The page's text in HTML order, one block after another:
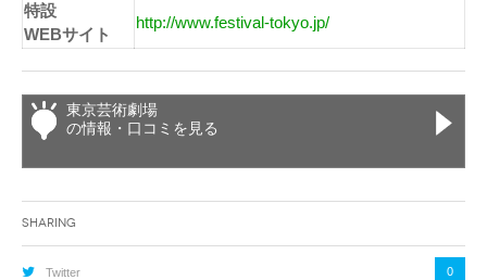
特設
WEBサイト
http://www.festival-tokyo.jp/
東京芸術劇場
の情報・口コミを見る
Sharing
Twitter 0